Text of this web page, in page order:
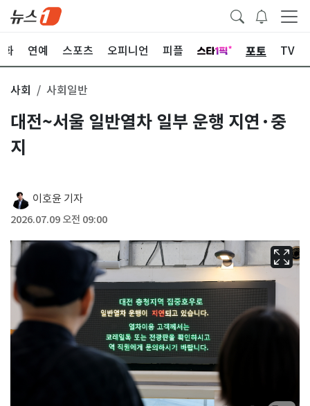
화 연예 스포츠 오피니언 피플 포토 TV
사회 사회일반
대전~서울 일반열차 일부 운행 지연·중
지
이호윤 기자
2026.07.09 오전 09:00